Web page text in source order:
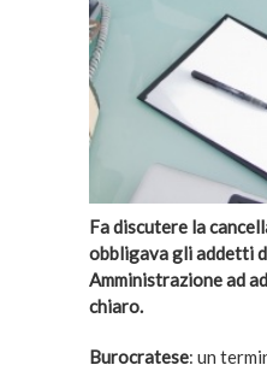
Fa discutere la
obbligava gli addetti
Amministrazione ad
chiaro.
Burocratese: un